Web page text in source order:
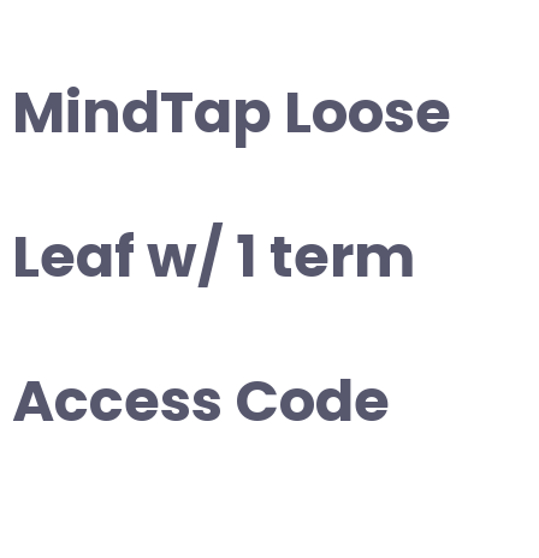
MindTap Loose
Leaf w/ 1 term
Access Code